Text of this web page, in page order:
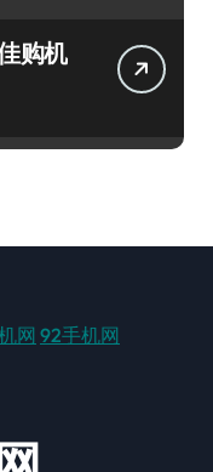
购机
网 92手机网